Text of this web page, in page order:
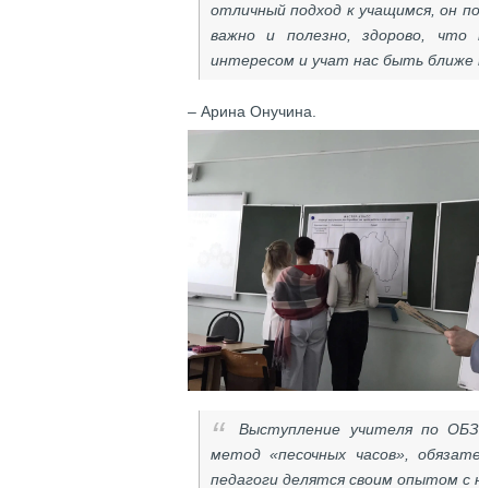
отличный подход к учащимся, он
важно и полезно, здорово,
интересом и учат нас быть ближе
– Арина Онучина.
Выступление учителя по
метод «песочных часов»,
педагоги делятся своим опытом с